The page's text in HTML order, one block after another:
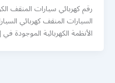
رقم كهربائي سيارات المنقف
السيارات المنقف كهربائي
الأنظمة الكهربائية الموجودة